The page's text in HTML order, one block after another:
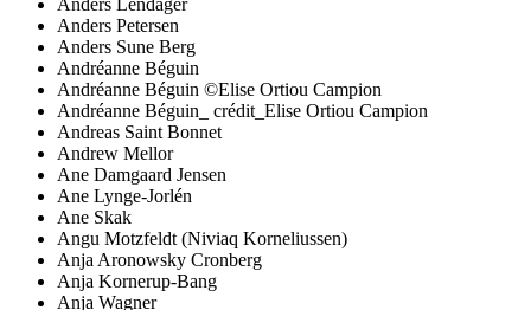
Anders Lendager
Anders Petersen
Anders Sune Berg
Andréanne Béguin
Andréanne Béguin ©Elise Ortiou Campion
Andréanne Béguin_ crédit_Elise Ortiou Campion
Andreas Saint Bonnet
Andrew Mellor
Ane Damgaard Jensen
Ane Lynge-Jorlén
Ane Skak
Angu Motzfeldt (Niviaq Korneliussen)
Anja Aronowsky Cronberg
Anja Kornerup-Bang
Anja Wagner